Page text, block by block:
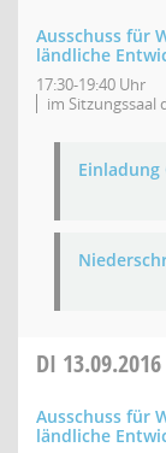
Ausschuss für
ländliche
17:30-19:40 Uhr
im Sitzungssaal
DI 13.09.2016
Ausschuss für
ländliche